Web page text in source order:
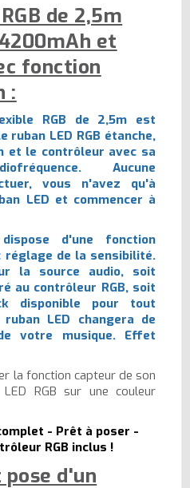
de 2,5m
et
fonction
:
RGB de 2,5m est
ruban LED RGB étanche,
et le contrôleur avec sa
Aucune
vous n'avez qu'à
LED et commencer à
d'une fonction
réglage de la sensibilité.
la source audio, soit
au contrôleur RGB, soit
disponible pour tout
LED changera de
votre musique. Effet
la fonction capteur de son
RGB sur une couleur
- Prêt à poser -
RGB inclus !
d'un